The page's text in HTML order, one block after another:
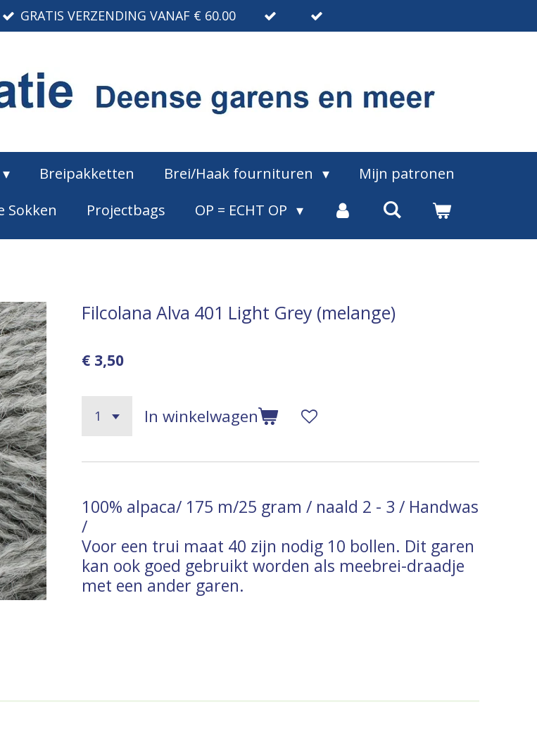
GRATIS VERZENDING VANAF € 60.00
Breipakketten Brei/Haak fournituren
Mijn patronen
Sokken Projectbags OP = ECHT OP
Filcolana Alva 401 Light Grey (melange)
€ 3,50
In winkelwagen
100% alpaca/ 175 m/25 gram / naald 2 - 3 / Handwas
/
Voor een trui maat 40 zijn nodig 10 bollen. Dit garen
kan ook goed gebruikt worden als meebrei-draadje
met een ander garen.